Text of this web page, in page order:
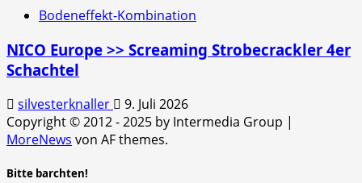
Bodeneffekt-Kombination
NICO Europe >> Screaming Strobecrackler 4er
Schachtel
silvesterknaller
9. Juli 2026
Copyright © 2012 - 2025 by Intermedia Group |
MoreNews von AF themes.
Bitte barchten!